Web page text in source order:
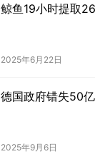
鲸鱼19小时提取
2025年6月22日
德国政府错失50
2025年9月6日